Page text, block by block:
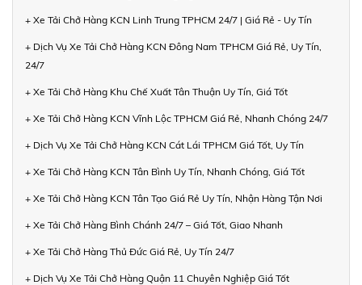
+ Xe Tải Chở Hàng KCN Linh Trung TPHCM 24/7 | Giá Rẻ - Uy Tín
+ Dịch Vụ Xe Tải Chở Hàng KCN Đông Nam TPHCM Giá Rẻ, Uy Tín,
24/7
+ Xe Tải Chở Hàng Khu Chế Xuất Tân Thuận Uy Tín, Giá Tốt
+ Xe Tải Chở Hàng KCN Vĩnh Lộc TPHCM Giá Rẻ, Nhanh Chóng 24/7
+ Dịch Vụ Xe Tải Chở Hàng KCN Cát Lái TPHCM Giá Tốt, Uy Tín
+ Xe Tải Chở Hàng KCN Tân Bình Uy Tín, Nhanh Chóng, Giá Tốt
+ Xe Tải Chở Hàng KCN Tân Tạo Giá Rẻ Uy Tín, Nhận Hàng Tận Nơi
+ Xe Tải Chở Hàng Bình Chánh 24/7 – Giá Tốt, Giao Nhanh
+ Xe Tải Chở Hàng Thủ Đức Giá Rẻ, Uy Tín 24/7
+ Dịch Vụ Xe Tải Chở Hàng Quận 11 Chuyên Nghiệp Giá Tốt